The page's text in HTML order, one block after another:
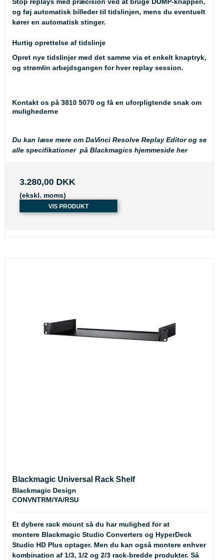
og føj automatisk billeder til tidslinjen, mens du eventuelt
kører en automatisk stinger.
Hurtig oprettelse af tidslinje
Opret nye tidslinjer med det samme via et enkelt knaptryk,
og strømlin arbejdsgangen for hver replay session.
Kontakt os på 3810 5070 og få en uforpligtende snak om
mulighederne
Du kan læse mere om DaVinci Resolve Replay Editor og se
alle specifikationer på Blackmagics hjemmeside her
3.280,00 DKK
(ekskl. moms)
VIS PRODUKT
Blackmagic Universal Rack Shelf
Blackmagic Design
CONVNTRM/YA/RSU
Et dybere rack mount så du har mulighed for at
montere Blackmagic Studio Converters og HyperDeck
Studio HD Plus optager. Men du kan også montere enhver
kombination af 1/3, 1/2 og 2/3 rack-bredde produkter. Så